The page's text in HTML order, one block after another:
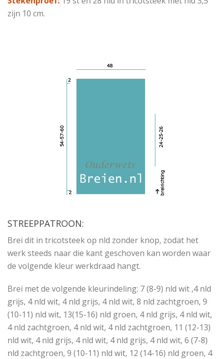
zijn 10 cm.
STREEPPATROON:
Brei dit in tricotsteek op nld zonder knop, zodat het
werk steeds naar die kant geschoven kan worden waar
de volgende kleur werkdraad hangt.
Brei met de volgende kleurindeling: 7 (8-9) nld wit ,4 nld
grijs, 4 nld wit, 4 nld grijs, 4 nld wit, 8 nld zachtgroen, 9
(10-11) nld wit, 13(15-16) nld groen, 4 nld grijs, 4 nld wit,
4 nld zachtgroen, 4 nld wit, 4 nld zachtgroen, 11 (12-13)
nld wit, 4 nld grijs, 4 nld wit, 4 nld grijs, 4 nld wit, 6 (7-8)
nld zachtgroen, 9 (10-11) nld wit, 12 (14-16) nld groen, 4